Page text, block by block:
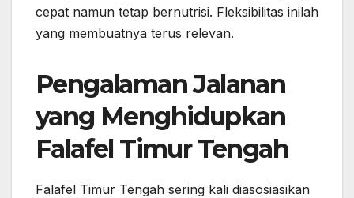
cepat namun tetap bernutrisi. Fleksibilitas inilah
yang membuatnya terus relevan.
Pengalaman Jalanan
yang Menghidupkan
Falafel Timur Tengah
Falafel Timur Tengah sering kali diasosiasikan